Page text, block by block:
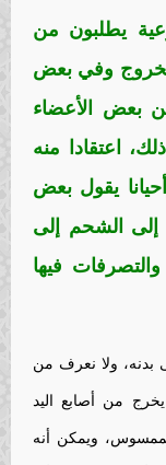
يطلبون من
وفي بعض
بعض الأعضاء
اعتقادا منه
يقول بعض
إلى الشحم إلى
فيها
بدنه، ولا نعرف من
من أصابع اليد
ويمكن أنه